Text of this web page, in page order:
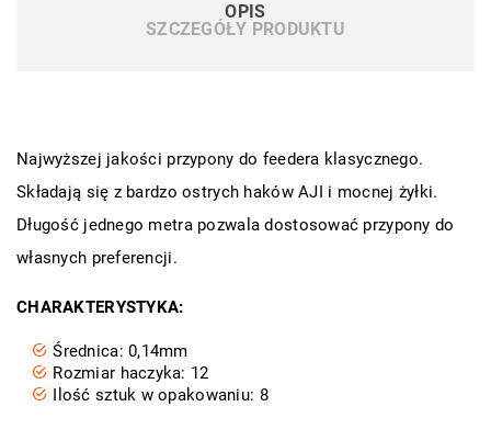
OPIS
SZCZEGÓŁY PRODUKTU
Najwyższej jakości przypony do feedera klasycznego.
Składają się z bardzo ostrych haków AJI i mocnej żyłki.
Długość jednego metra pozwala dostosować przypony do
własnych preferencji.
CHARAKTERYSTYKA:
Średnica: 0,14mm
Rozmiar haczyka: 12
Ilość sztuk w opakowaniu: 8